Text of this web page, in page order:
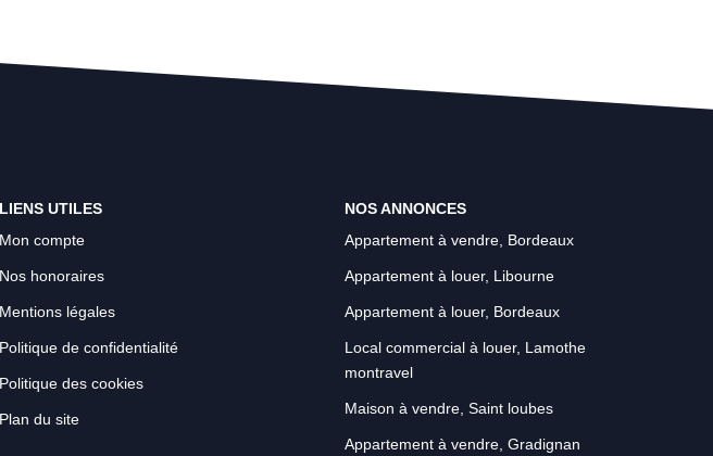
LIENS UTILES
Mon compte
Nos honoraires
Mentions légales
Politique de confidentialité
Politique des cookies
Plan du site
NOS ANNONCES
Appartement à vendre, Bordeaux
Appartement à louer, Libourne
Appartement à louer, Bordeaux
Local commercial à louer, Lamothe
montravel
Maison à vendre, Saint loubes
Appartement à vendre, Gradignan